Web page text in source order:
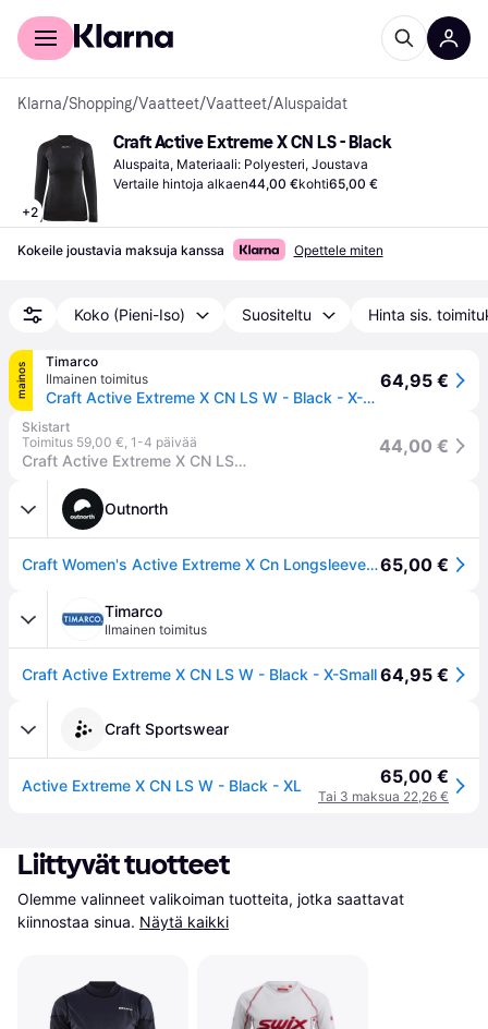
Kuluttajille
Klarna/Shopping/Vaatteet/Vaatteet/Aluspaidat
+2
Craft Active Extreme X CN LS - Black
Aluspaita, Materiaali: Polyesteri, Joustava
Vertaile hintoja alkaen44,00 €kohti65,00 €
Kokeile joustavia maksuja kanssa Opettele miten
Koko (Pieni-Iso) Suositeltu Hinta sis.
mainos
Timarco
Ilmainen toimitus
Craft Active Extreme X CN LS W - Black - X-Small
64,95 €
Skistart
Toimitus 59,00 €, 1-4 päivää
Craft Active Extreme X CN LS W Alusvaatteet Paita Black, XS
44,00 €
Outnorth
Craft Women's Active Extreme X Cn Longsleeve Black - XS65,00 €
Timarco
Ilmainen toimitus
Craft Active Extreme X CN LS W - Black - X-Small64,95 €
Craft Sportswear
Active Extreme X CN LS W - Black - XL 65,00 €
Tai 3 maksua 22,26 €
Liittyvät tuotteet
Olemme valinneet valikoiman tuotteita, jotka saattavat
kiinnostaa sinua. Näytä kaikki